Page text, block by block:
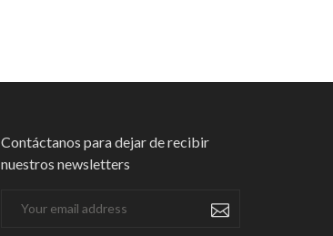
Contáctanos para dejar de recibir
nuestros newsletters